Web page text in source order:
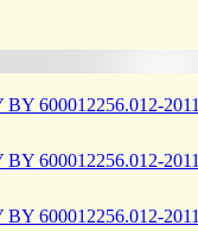
600012256.012-2011
600012256.012-2011
600012256.012-2011